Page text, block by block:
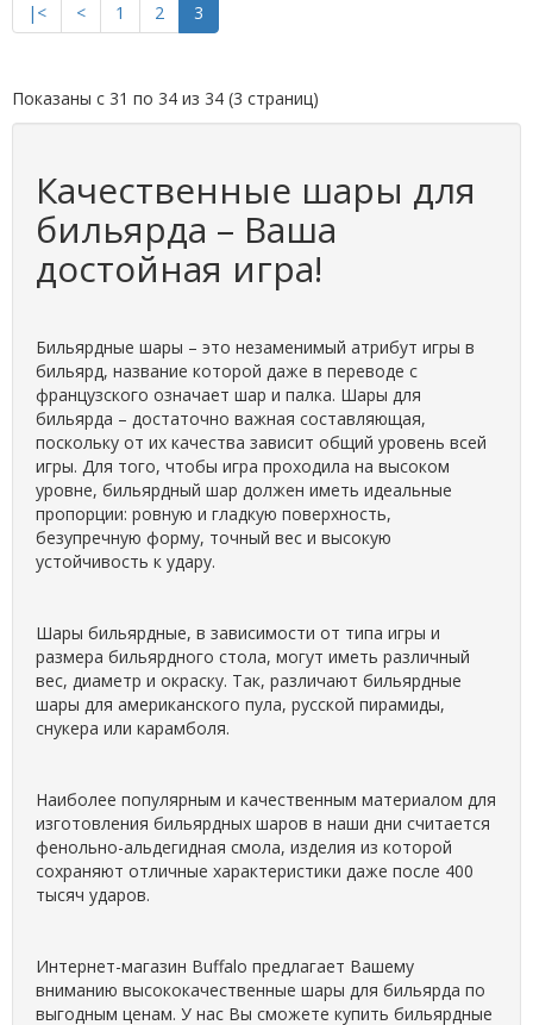
|< < 1 2 3
Показаны с 31 по 34 из 34 (3 страниц)
Качественные шары для
бильярда – Ваша
достойная игра!
Бильярдные шары – это незаменимый атрибут игры в
бильярд, название которой даже в переводе с
французского означает шар и палка. Шары для
бильярда – достаточно важная составляющая,
поскольку от их качества зависит общий уровень всей
игры. Для того, чтобы игра проходила на высоком
уровне, бильярдный шар должен иметь идеальные
пропорции: ровную и гладкую поверхность,
безупречную форму, точный вес и высокую
устойчивость к удару.
Шары бильярдные, в зависимости от типа игры и
размера бильярдного стола, могут иметь различный
вес, диаметр и окраску. Так, различают бильярдные
шары для американского пула, русской пирамиды,
снукера или карамболя.
Наиболее популярным и качественным материалом для
изготовления бильярдных шаров в наши дни считается
фенольно-альдегидная смола, изделия из которой
сохраняют отличные характеристики даже после 400
тысяч ударов.
Интернет-магазин Buffalo предлагает Вашему
вниманию высококачественные шары для бильярда по
выгодным ценам. У нас Вы сможете купить бильярдные